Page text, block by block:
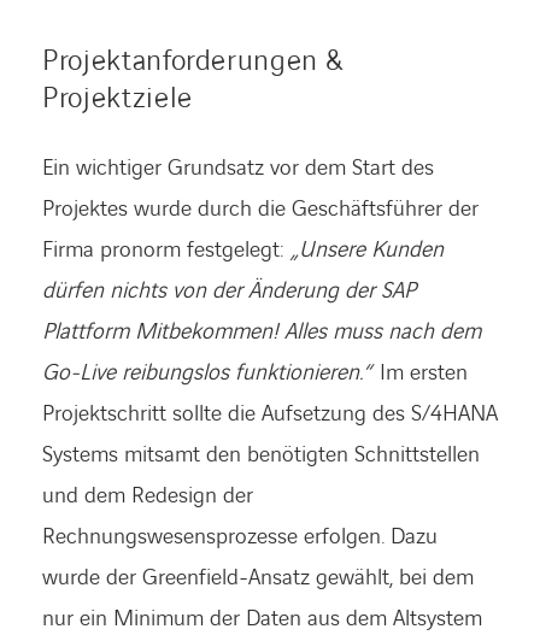
Projektanforderungen &
Projektziele
Ein wichtiger Grundsatz vor dem Start des
Projektes wurde durch die Geschäftsführer der
Firma pronorm festgelegt: „Unsere Kunden
dürfen nichts von der Änderung der SAP
Plattform Mitbekommen! Alles muss nach dem
Go-Live reibungslos funktionieren.“ Im ersten
Projektschritt sollte die Aufsetzung des S/4HANA
Systems mitsamt den benötigten Schnittstellen
und dem Redesign der
Rechnungswesensprozesse erfolgen. Dazu
wurde der Greenfield-Ansatz gewählt, bei dem
nur ein Minimum der Daten aus dem Altsystem